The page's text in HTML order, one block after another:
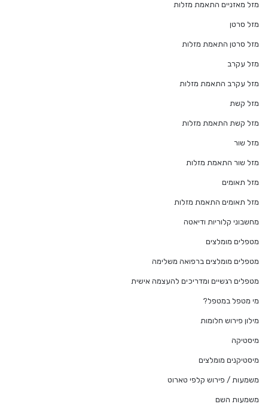
מזל מאזניים התאמת מזלות
מזל סרטן
מזל סרטן התאמת מזלות
מזל עקרב
מזל עקרב התאמת מזלות
מזל קשת
מזל קשת התאמת מזלות
מזל שור
מזל שור התאמת מזלות
מזל תאומים
מזל תאומים התאמת מזלות
מחשבוני קלוריות ודיאטה
מטפלים מומלצים
מטפלים מומלצים ברפואה משלימה
מטפלים רגשיים ומדריכים להעצמה אישית
מי מטפל במטפל?
מילון פירוש חלומות
מיסטיקה
מיסטיקנים מומלצים
משמעות / פירוש קלפי טארוט
משמעות השם